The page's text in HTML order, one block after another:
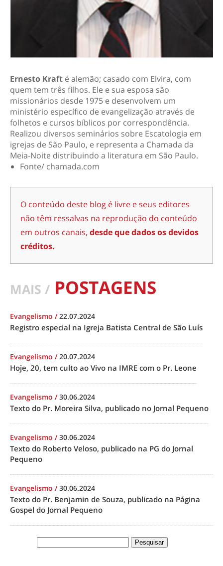
Ernesto Kraft é alemão; casado com Elvira, com
quem tem três filhos. Ele e sua esposa são
missionários desde 1975 e desenvolvem um
ministério específico de evangelização através de
folhetos e cursos bíblicos por correspondência.
Realizou diversos seminários sobre Escatologia em
igrejas de São Paulo, e representa a Chamada da
Meia-Noite distribuindo a literatura em São Paulo.
Fonte/ chamada.com
O conteúdo deste blog é livre e seus editores
não têm ressalvas na reprodução do conteúdo
em outros canais, desde que dados os devidos
créditos.
MAIS / POSTAGENS
Evangelismo /22.07.2024
Registro especial na Igreja Batista Central de São Luís
Evangelismo /20.07.2024
Hoje, 20, tem culto ao Vivo na IMRE com o Pr. Leone
Evangelismo /30.06.2024
Texto do Pr. Moreira Silva, publicado no Jornal Pequeno
Evangelismo /30.06.2024
Texto do Roberto Veloso, publicado na PG do Jornal
Pequeno
Evangelismo /30.06.2024
Texto do Pr. Benjamin de Souza, publicado na Página
Gospel do Jornal Pequeno